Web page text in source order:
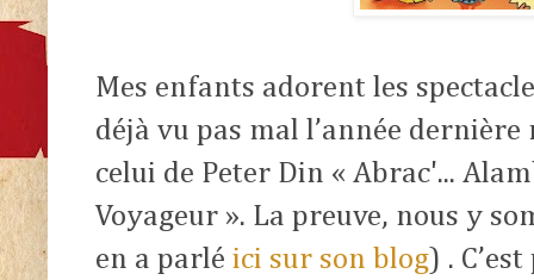
Mes enfants adorent les
déjà vu pas mal l’année
celui de Peter Din « Abrac'...
Voyageur ». La preuve, nous y
en a parlé ici sur son blog) .